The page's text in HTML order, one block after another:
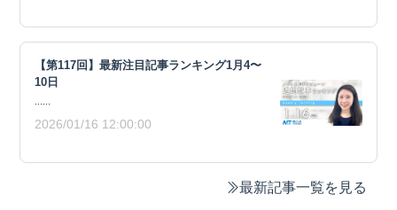
【第117回】最新注目記事ランキング1月4〜
10日
2026/01/16 12:00:00
最新記事一覧を見る